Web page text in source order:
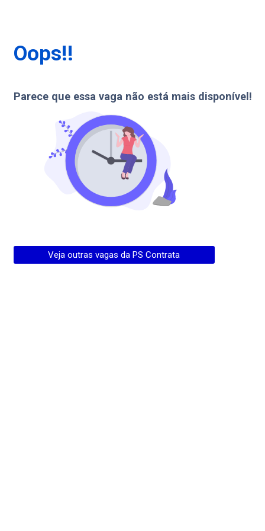
Oops!!
Parece que essa vaga não está mais disponível!
Veja outras vagas da PS Contrata